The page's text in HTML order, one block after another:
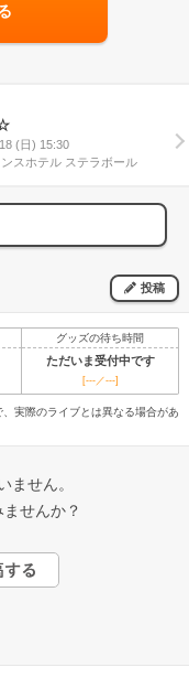
(日) 15:30
スホテル ステラボール
投稿
グッズの待ち時間
ただいま受付中です
[---／---]
実際のライブとは異なる場合があ
ません。
せんか？